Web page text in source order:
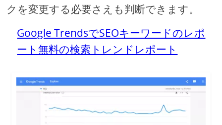
クを変更する必要さえも判断できます。
Google TrendsでSEOキーワードのレポ
ート無料の検索トレンドレポート